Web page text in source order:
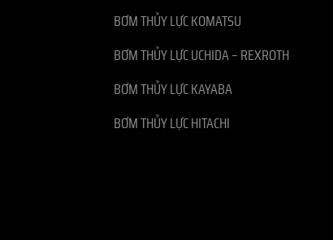
BƠM THỦY LỰC KOMATSU
BƠM THỦY LỰC UCHIDA – REXROTH
BƠM THỦY LỰC KAYABA
BƠM THỦY LỰC HITACHI